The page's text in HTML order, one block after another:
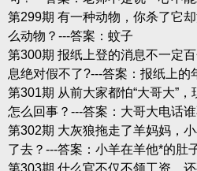
第299期 有一种动物，你杀了它
么动物？---答案：蚊子
第300期 报纸上登的消息不一定
息绝对假不了?---答案：报纸上的
第301期 从前大家都怕“大哥大”，
怎么回事？---答案：大哥大电话
第302期 大灰狼拖走了羊妈妈，
了去？---答案：小羊在羊他*的肚
第303期 什么官不仅不领工资，